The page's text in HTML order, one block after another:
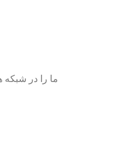
ما را در شبکه